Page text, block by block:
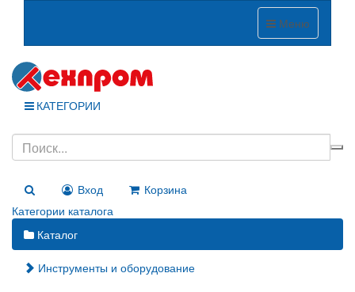
Меню
КАТЕГОРИИ
Вход
Корзина
Категории каталога
Каталог
Инструменты и оборудование